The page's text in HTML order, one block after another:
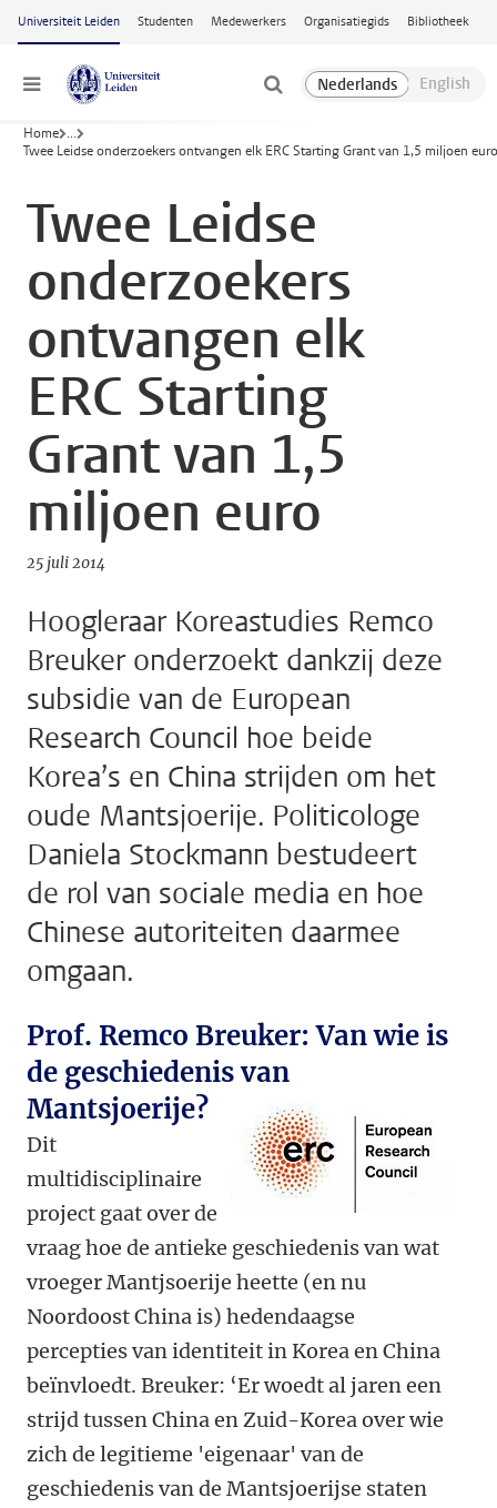
Ga naar hoofdinhoud
Universiteit Leiden Studenten Medewerkers Organisatiegids Bibliotheek
Menu
Home ...
Twee Leidse onderzoekers ontvangen elk ERC Starting Grant van 1,5 miljoen euro
Twee Leidse
onderzoekers
ontvangen elk
ERC Starting
Grant van 1,5
miljoen euro
25 juli 2014
Hoogleraar Koreastudies Remco
Breuker onderzoekt dankzij deze
subsidie van de European
Research Council hoe beide
Korea’s en China strijden om het
oude Mantsjoerije. Politicologe
Daniela Stockmann bestudeert
de rol van sociale media en hoe
Chinese autoriteiten daarmee
omgaan.
Prof. Remco Breuker: Van wie is
de geschiedenis van
Mantsjoerije?
Dit
multidisciplinaire
project gaat over de
vraag hoe de antieke geschiedenis van wat
vroeger Mantjsoerije heette (en nu
Noordoost China is) hedendaagse
percepties van identiteit in Korea en China
beïnvloedt. Breuker: ‘Er woedt al jaren een
strijd tussen China en Zuid-Korea over wie
zich de legitieme 'eigenaar' van de
geschiedenis van de Mantsjoerijse staten